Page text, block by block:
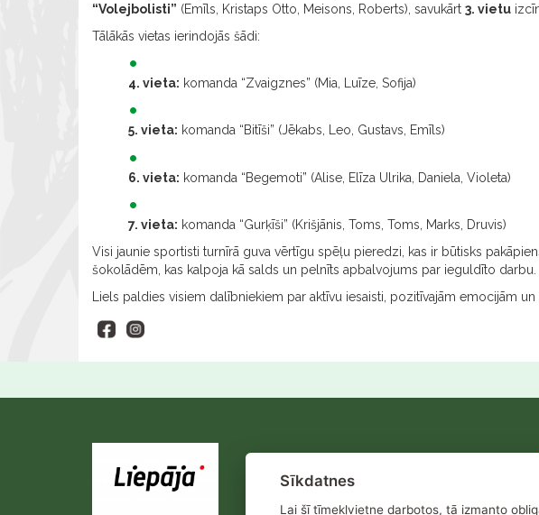
“Volejbolisti” (Emīls, Kristaps Otto, Meisons, Roberts), savukārt 3. vietu
Tālākās vietas ierindojās šādi:
4. vieta: komanda “Zvaigznes” (Mia, Luīze, Sofija)
5. vieta: komanda “Bitīši” (Jēkabs, Leo, Gustavs, Emīls)
6. vieta: komanda “Begemoti” (Alise, Elīza Ulrika, Daniela, Violeta)
7. vieta: komanda “Gurķīši” (Krišjānis, Toms, Toms, Marks, Druvis)
Visi jaunie sportisti turnīrā guva vērtīgu spēļu pieredzi, kas ir būtisks
šokolādēm, kas kalpoja kā salds un pelnīts apbalvojums par ieguldīto darbu.
Liels paldies visiem dalībniekiem par aktīvu iesaisti, pozitīvajām emocijām
Sīkdatnes
Lai šī tīmekļvietne darbotos, tā izmanto